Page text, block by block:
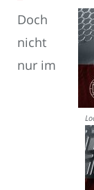
Doch
nicht
nur im